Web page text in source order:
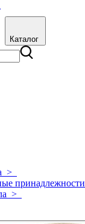
Каталог
>
принадлежности
>